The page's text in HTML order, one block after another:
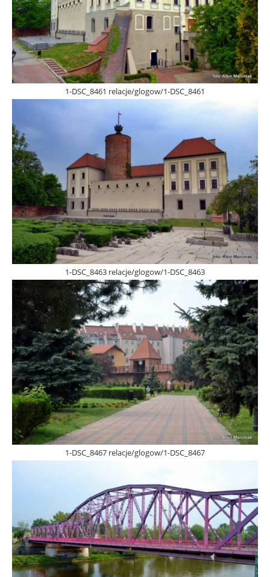
1-DSC_8461 relacje/glogow/1-DSC_8461
1-DSC_8463 relacje/glogow/1-DSC_8463
1-DSC_8467 relacje/glogow/1-DSC_8467